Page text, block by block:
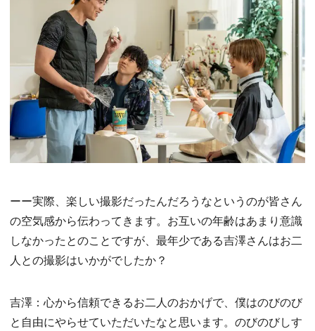
ーー実際、楽しい撮影だったんだろうなというのが皆さん
の空気感から伝わってきます。お互いの年齢はあまり意識
しなかったとのことですが、最年少である吉澤さんはお二
人との撮影はいかがでしたか？
吉澤：心から信頼できるお二人のおかげで、僕はのびのび
と自由にやらせていただいたなと思います。のびのびしす